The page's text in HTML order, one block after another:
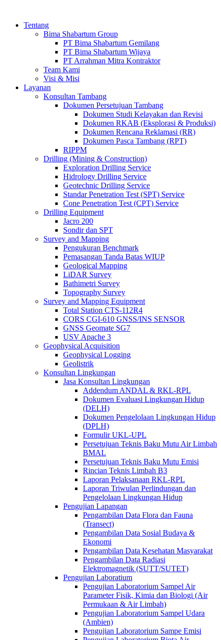
Tentang
Bima Shabartum Group
PT Bima Shabartum Gemilang
PT Bima Shabartum Wijaya
PT Arrahman Mitra Kontraktor
Team Kami
Visi & Misi
Layanan
Konsultan Tambang
Dokumen Persetujuan Tambang
Dokumen Studi Kelayakan dan Revisi
Dokumen RKAB (Eksplorasi & Produksi)
Dokumen Rencana Reklamasi (RR)
Dokumen Pasca Tambang (RPT)
RIPPM
Drilling (Mining & Construction)
Exploration Drilling Service
Hidrology Drilling Service
Geotechnic Drilling Service
Standar Penetration Test (SPT) Service
Cone Penetration Test (CPT) Service
Drilling Equipment
Jacro 200
Sondir dan SPT
Survey and Mapping
Pengukuran Benchmark
Pemasangan Tanda Batas WIUP
Geological Mapping
LiDAR Survey
Bathimetri Survey
Topography Survey
Survey and Mapping Equipment
Total Station CTS-112R4
CORS CGI-610 GNSS/INS SENSOR
GNSS Geomate SG7
USV Apache 3
Geophysical Acquisition
Geophysical Logging
Geolistrik
Konsultan Lingkungan
Jasa Konsultan Lingkungan
Addendum ANDAL & RKL-RPL
Dokumen Evaluasi Lingkungan Hidup
(DELH)
Dokumen Pengelolaan Lingkungan Hidup
(DPLH)
Formulir UKL-UPL
Persetujuan Teknis Baku Mutu Air Limbah
BMAL
Persetujuan Teknis Baku Mutu Emisi
Rincian Teknis Limbah B3
Laporan Pelaksanaan RKL-RPL
Laporan Triwulan Perlindungan dan
Pengelolaan Lingkungan Hidup
Pengujian Lapangan
Pengambilan Data Flora dan Fauna
(Transect)
Pengambilan Data Sosial Budaya &
Ekonomi
Pengambilan Data Kesehatan Masyarakat
Pengambilan Data Radiasi
Elektromagnetik (SUTT/SUTET)
Pengujian Laboratium
Pengujian Laboratorium Sampel Air
Parameter Fisik, Kimia dan Biologi (Air
Permukaan & Air Limbah)
Pengujian Laboratorium Sampel Udara
(Ambien)
Pengujian Laboratorium Sampe Emisi